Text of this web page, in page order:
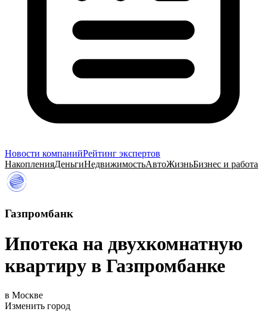
Новости компанийРейтинг экспертов
НакопленияДеньгиНедвижимостьАвтоЖизньБизнес и работа
Газпромбанк
Ипотека на двухкомнатную
квартиру в Газпромбанке
в Москве
Изменить город